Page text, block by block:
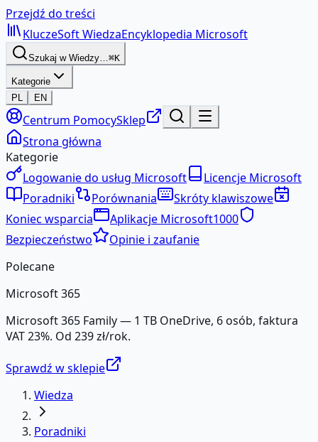
Przejdź do treści
KluczeSoftWiedzaEncyklopedia Microsoft
Szukaj w Wiedzy…⌘K
Kategorie
PL
EN
Centrum PomocySklep
Strona główna
Kategorie
Logowanie do usług Microsoft
Licencje Microsoft
Poradniki
Porównania
Skróty klawiszowe
Koniec wsparcia
Aplikacje Microsoft1000
Bezpieczeństwo
Opinie i zaufanie
Polecane
Microsoft 365
Microsoft 365 Family — 1 TB OneDrive, 6 osób, faktura
VAT 23%. Od 239 zł/rok.
Sprawdź w sklepie
Wiedza
Poradniki